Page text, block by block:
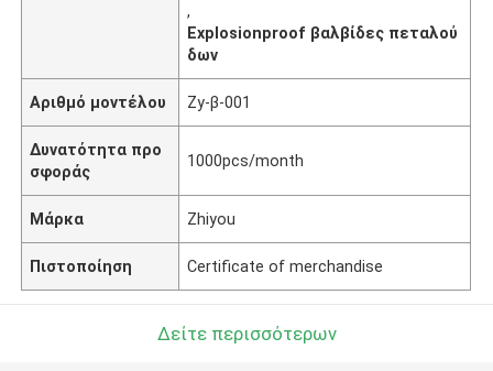
,
Explosionproof βαλβίδες πεταλού
δων
Αριθμό μοντέλου Zy-β-001
Δυνατότητα προ
σφοράς
1000pcs/month
Μάρκα Zhiyou
Πιστοποίηση Certificate of merchandise
Δείτε περισσότερων